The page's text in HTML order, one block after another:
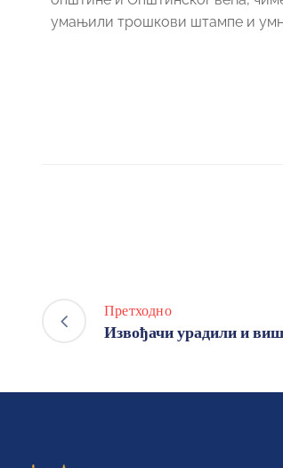
умањили трошкови штампе и
Претходно
Извођачи урадили и